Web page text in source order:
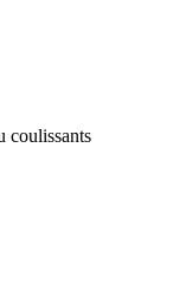
coulissants